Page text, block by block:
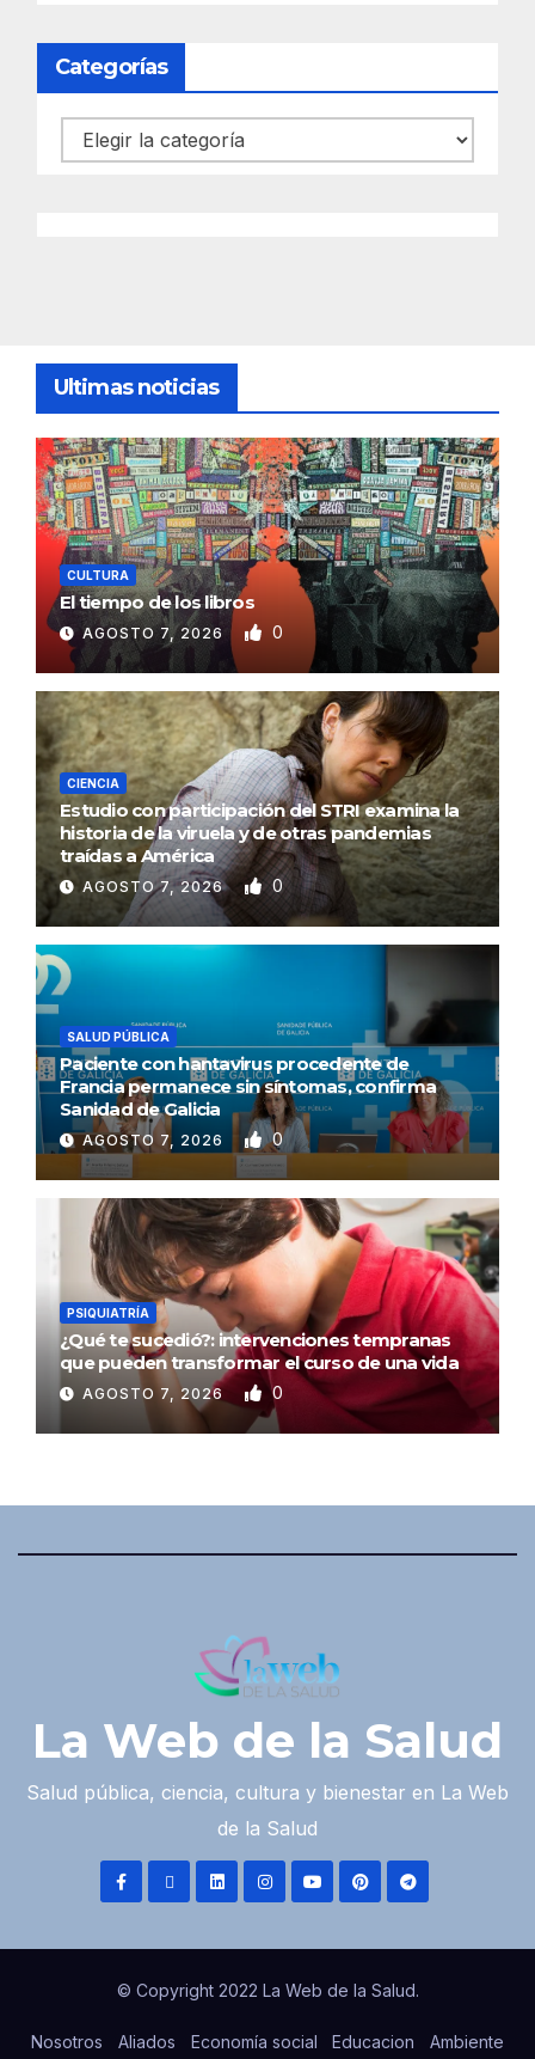
Categorías
Categorías
Ultimas noticias
CULTURA
El tiempo de los libros
AGOSTO 7, 2026 0
CIENCIA
Estudio con participación del STRI examina la
historia de la viruela y de otras pandemias
traídas a América
AGOSTO 7, 2026 0
SALUD PÚBLICA
Paciente con hantavirus procedente de
Francia permanece sin síntomas, confirma
Sanidad de Galicia
AGOSTO 7, 2026 0
PSIQUIATRÍA
¿Qué te sucedió?: intervenciones tempranas
que pueden transformar el curso de una vida
AGOSTO 7, 2026 0
La Web de la Salud
Salud pública, ciencia, cultura y bienestar en La Web
de la Salud
© Copyright 2022 La Web de la Salud.
Nosotros Aliados Economía social Educacion Ambiente